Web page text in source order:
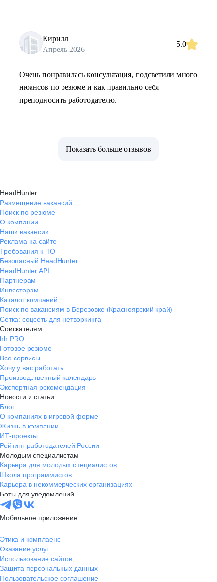
Кирилл
Апрель 2026
5.0
Очень понравилась консультация, подсветили много
нюансов по резюме и как правильно себя
преподносить работодателю.
Показать больше отзывов
HeadHunter
Размещение вакансий
Поиск по резюме
О компании
Наши вакансии
Реклама на сайте
Требования к ПО
Безопасный HeadHunter
HeadHunter API
Партнерам
Инвесторам
Каталог компаний
Поиск по вакансиям в Березовке (Красноярский край)
Сетка: соцсеть для нетворкинга
Соискателям
hh PRO
Готовое резюме
Все сервисы
Хочу у вас работать
Производственный календарь
Экспертная рекомендация
Новости и статьи
Блог
О компаниях в игровой форме
Жизнь в компании
ИТ-проекты
Рейтинг работодателей России
Молодым специалистам
Карьера для молодых специалистов
Школа программистов
Карьера в некоммерческих организациях
Боты для уведомлений
Мобильное приложение
Этика и комплаенс
Оказание услуг
Использование сайтов
Защита персональных данных
Пользовательское соглашение